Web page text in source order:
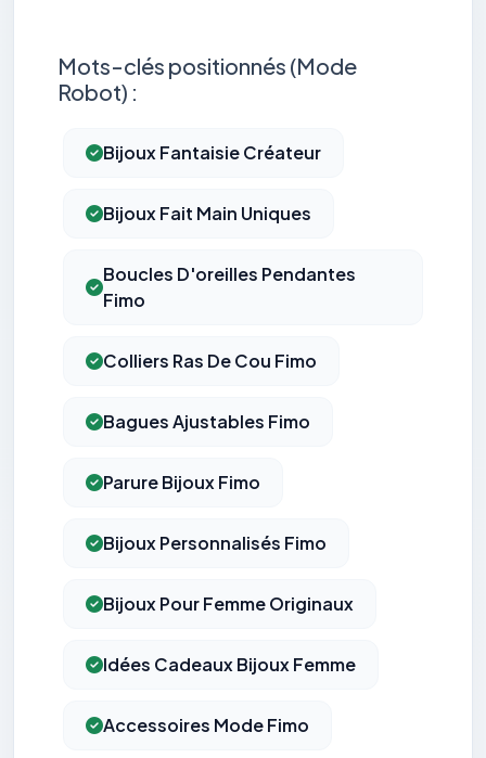
Mots-clés positionnés (Mode
Robot) :
Bijoux Fantaisie Créateur
Bijoux Fait Main Uniques
Boucles D'oreilles Pendantes
Fimo
Colliers Ras De Cou Fimo
Bagues Ajustables Fimo
Parure Bijoux Fimo
Bijoux Personnalisés Fimo
Bijoux Pour Femme Originaux
Idées Cadeaux Bijoux Femme
Accessoires Mode Fimo